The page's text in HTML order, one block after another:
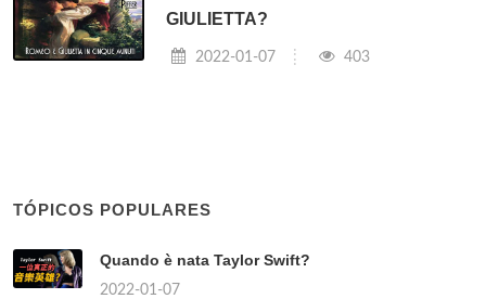
GIULIETTA?
2022-01-07 403
TÓPICOS POPULARES
Quando è nata Taylor Swift?
2022-01-07